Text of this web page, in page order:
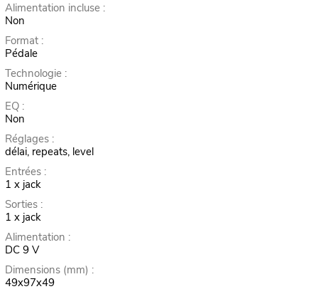
Alimentation incluse :
Non
Format :
Pédale
Technologie :
Numérique
EQ :
Non
Réglages :
délai, repeats, level
Entrées :
1 x jack
Sorties :
1 x jack
Alimentation :
DC 9 V
Dimensions (mm) :
49x97x49